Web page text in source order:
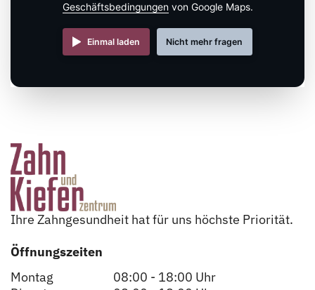
Geschäftsbedingungen von Google Maps.
Einmal laden Nicht mehr fragen
Ihre Zahngesundheit hat für uns höchste Priorität.
Öffnungszeiten
Montag
08:00 - 18:00 Uhr